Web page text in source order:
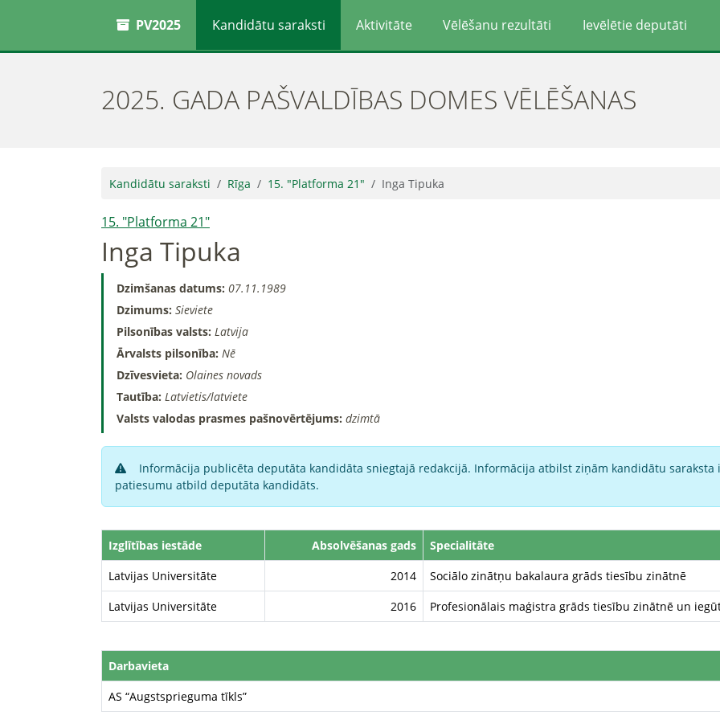
PV2025 Kandidātu saraksti Aktivitāte Vēlēšanu rezultāti Ievēlētie deputāti
2025. GADA PAŠVALDĪBAS DOMES VĒLĒŠANAS
Kandidātu saraksti Rīga 15. "Platforma 21" Inga Tipuka
15. "Platforma 21"
Inga Tipuka
Dzimšanas datums: 07.11.1989
Dzimums: Sieviete
Pilsonības valsts: Latvija
Ārvalsts pilsonība: Nē
Dzīvesvieta: Olaines novads
Tautība: Latvietis/latviete
Valsts valodas prasmes pašnovērtējums: dzimtā
Informācija publicēta deputāta kandidāta sniegtajā redakcijā. Informācija atbilst ziņām kandidātu saraksta
patiesumu atbild deputāta kandidāts.
Izglītības iestāde Absolvēšanas gads
Specialitāte
Latvijas Universitāte
2014
Sociālo zinātņu bakalaura grāds tiesību zinātnē
Latvijas Universitāte
2016 Profesionālais maģistra grāds tiesību zinātnē un
Darbavieta
AS “Augstsprieguma tīkls”